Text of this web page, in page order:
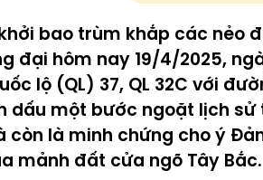
bao trùm khắp các nẻo
đại hôm nay 19/4/2025,
lộ (QL) 37, QL 32C với
dấu một bước ngoặt lịch
là minh chứng cho ý
mảnh đất cửa ngõ Tây Bắc.